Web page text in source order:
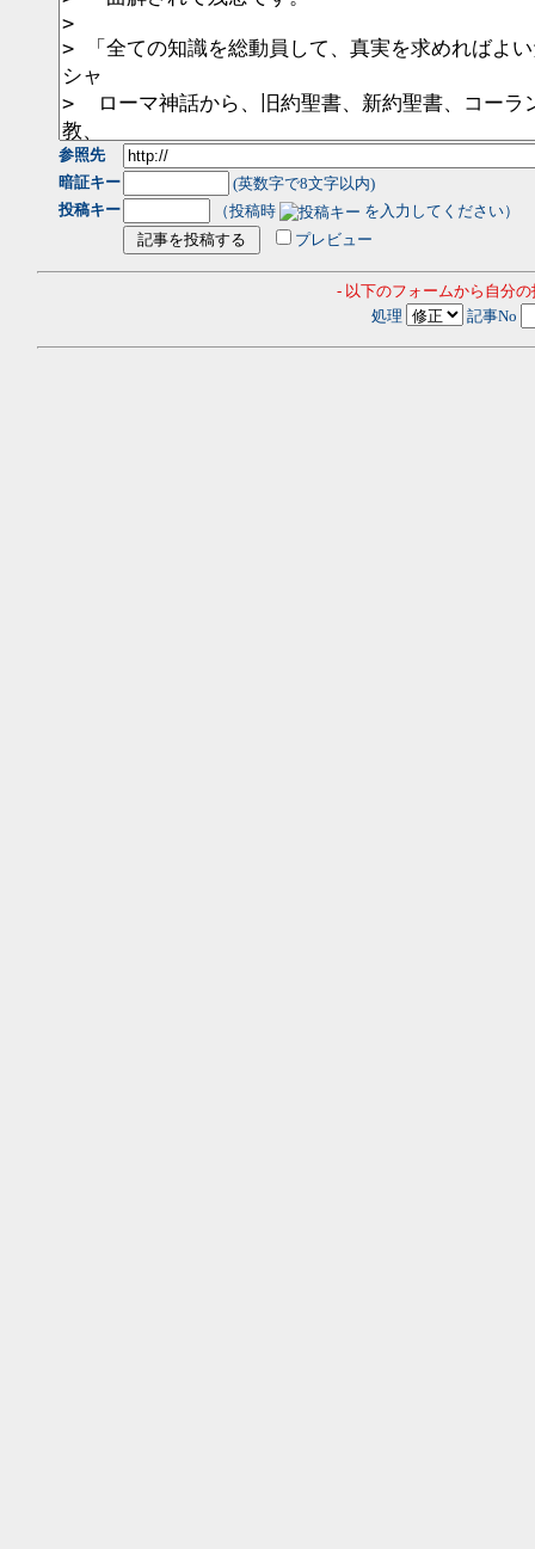
参照先
暗証キー
(英数字で8文字以内)
投稿キー
（投稿時
を入力してください）
プレビュー
- 以下のフォームから自分
処理
記事No